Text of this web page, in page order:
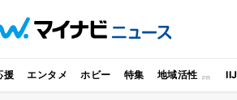
援 エンタメ ホビー 特集 地域活性 IIJ